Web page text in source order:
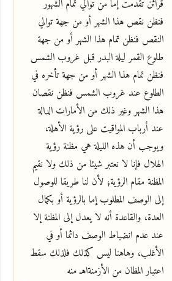
قرائن تقدمت إما من توالي تمام الشهور
فنظن نقص هذا الشهر أو من جهة توالي
النقص فنظن تمام هذا الشهر أو من جهة
طلوع القمر ليلة البدر قبل غروب الشمس
فنظن تمام هذا الشهر أو من جهة تأخره في
الطلوع عند غروب الشمس فنظن نقصان
هذا الشهر وغير ذلك من الأمارات الدالة
عند أرباب المواقيت على رؤية الأهلة،
ويوجب أن هذه الليلة هي مظنة رؤية
الهلال فإنا لا نعتبر شيئا من ذلك ولا نقيم
المظنة مقام الرؤية؛ لأن لنا طريقا للوصول
إلى الوصف المطلوب إما بالرؤية أو بكمال
العدة، والقاعدة أنه لا يعدل إلى المظنة إلا
عند عدم انضباط الوصف دائما أو في
الأغلب، وهاهنا ليس كذلك فلذلك سقط
اعتبار المظان من الأزمنةاهـ منه